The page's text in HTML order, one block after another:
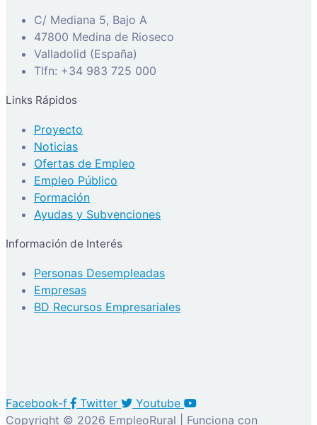
C/ Mediana 5, Bajo A
47800 Medina de Rioseco
Valladolid (España)
Tlfn: +34 983 725 000
Links Rápidos
Proyecto
Noticias
Ofertas de Empleo
Empleo Público
Formación
Ayudas y Subvenciones
Información de Interés
Personas Desempleadas
Empresas
BD Recursos Empresariales
Facebook-f Twitter
Youtube
Copyright © 2026 EmpleoRural | Funciona con